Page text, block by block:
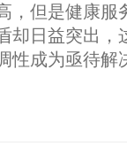
，但是健康服
却日益突出，
性成为亟待解